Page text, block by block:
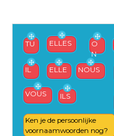
Ken je de persoonlijke
voornaamwoorden nog?
TU
IL ELLE
O
N
NOUS
VOUS ILS
ELLES